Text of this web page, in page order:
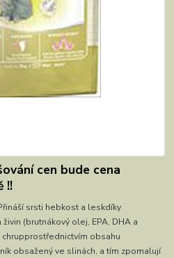
cen bude cena
!!
srsti hebkost a leskdíky
(brutnákový olej, EPA, DHA a
chrupprostřednictvím obsahu
obsažený ve slinách, a tím zpomalují